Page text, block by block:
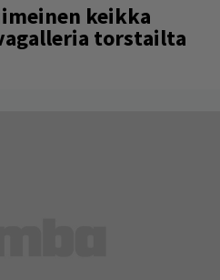
keikka
torstailta